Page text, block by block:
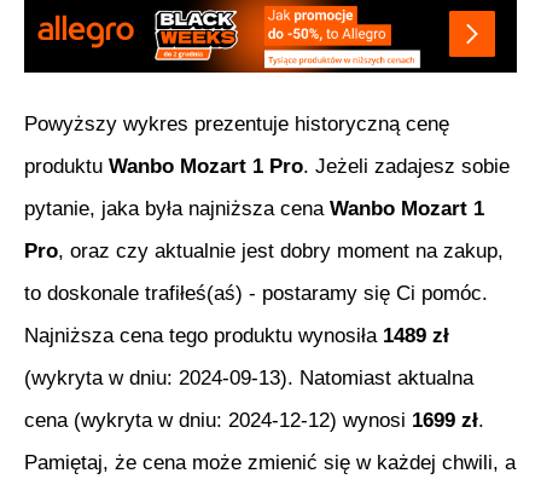
Powyższy wykres prezentuje historyczną cenę
produktu Wanbo Mozart 1 Pro. Jeżeli zadajesz sobie
pytanie, jaka była najniższa cena Wanbo Mozart 1
Pro, oraz czy aktualnie jest dobry moment na zakup,
to doskonale trafiłeś(aś) - postaramy się Ci pomóc.
Najniższa cena tego produktu wynosiła 1489 zł
(wykryta w dniu: 2024-09-13). Natomiast aktualna
cena (wykryta w dniu: 2024-12-12) wynosi 1699 zł.
Pamiętaj, że cena może zmienić się w każdej chwili, a